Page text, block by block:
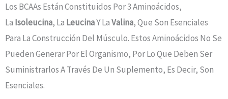
Los BCAAs Están Constituidos Por 3 Aminoácidos,
La Isoleucina, La LeucinaY LaValina, Que Son Esenciales
Para La Construcción Del Músculo. Estos Aminoácidos No Se
Pueden Generar Por El Organismo, Por Lo Que Deben Ser
Suministrarlos A Través De Un Suplemento, Es Decir, Son
Esenciales.